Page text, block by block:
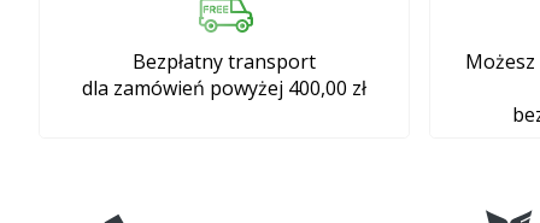
Bezpłatny transport
dla zamówień powyżej 400,00 zł